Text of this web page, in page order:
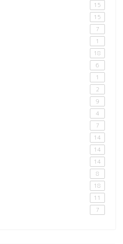
15
15
7
1
18
6
1
2
9
4
7
14
14
14
8
18
11
7